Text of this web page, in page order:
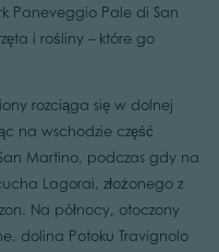
Paneveggio Pale di San
i rośliny – które go
rozciąga się w dolnej
na wschodzie część
Martino, podczas gdy na
Lagorai, złożonego z
Na północy, otoczony
dolina Potoku Travignolo